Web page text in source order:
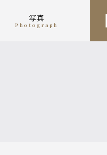
写真
photograph